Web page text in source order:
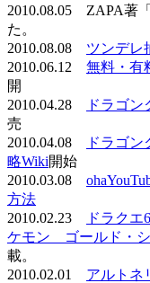
2010.08.05 ZAPA著「
た。
2010.08.08 ツンデレ
2010.06.12 無料・有
開
2010.04.28
ドラゴ
売
2010.04.08
ドラゴ
略Wiki開始
2010.03.08
方法
2010.02.23
ドラクエ
ケモン ゴールド・
載。
2010.02.01 アルトネ